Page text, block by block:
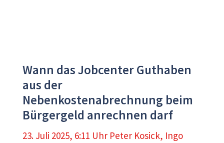
Wann das Jobcenter Guthaben
aus der
Nebenkostenabrechnung beim
Bürgergeld anrechnen darf
23. Juli 2025, 6:11 Uhr Peter Kosick, Ingo